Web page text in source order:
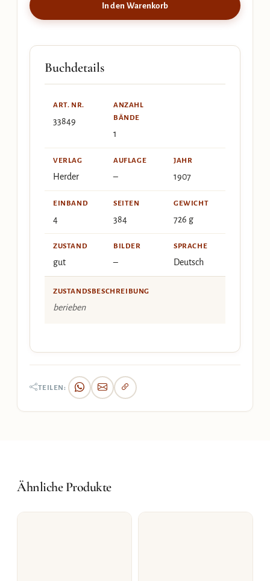
In den Warenkorb
Buchdetails
ART. NR.
33849
ANZAHL
BÄNDE
1
VERLAG
Herder
AUFLAGE
–
JAHR
1907
EINBAND
4
SEITEN
384
GEWICHT
726 g
ZUSTAND
gut
BILDER
–
SPRACHE
Deutsch
ZUSTANDSBESCHREIBUNG
berieben
TEILEN:
Ähnliche Produkte